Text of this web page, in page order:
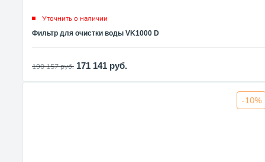
Уточнить о наличии
Фильтр для очистки воды VK1000 D
190 157руб. 171 141 руб.
-10%